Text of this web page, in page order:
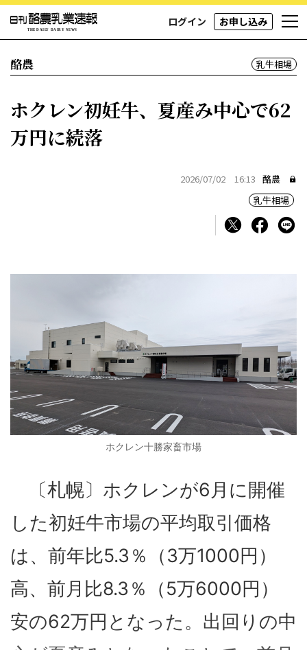
ログイン お申し込み
酪農 乳牛相場
ホクレン初妊牛、夏産み中心で62
万円に続落
2026/07/02 16:13 酪農
乳牛相場
ホクレン十勝家畜市場
〔札幌〕ホクレンが6月に開催
した初妊牛市場の平均取引価格
は、前年比5.3％（3万1000円）
高、前月比8.3％（5万6000円）
安の62万円となった。出回りの中